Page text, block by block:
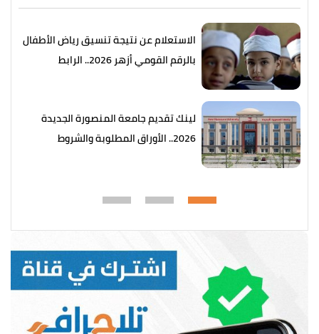
الاستعلام عن نتيجة تنسيق رياض الأطفال
بالرقم القومي أزهر 2026.. الرابط
لينك تقديم جامعة المنصورة الجديدة
2026.. الأوراق المطلوبة والشروط